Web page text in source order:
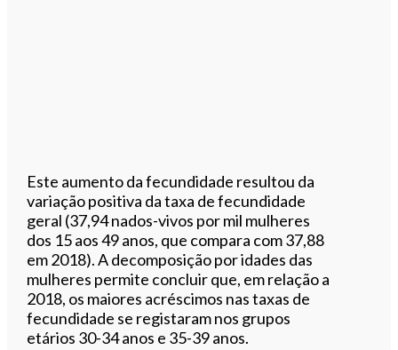
Este aumento da fecundidade resultou da
variação positiva da taxa de fecundidade
geral (37,94 nados-vivos por mil mulheres
dos 15 aos 49 anos, que compara com 37,88
em 2018). A decomposição por idades das
mulheres permite concluir que, em relação a
2018, os maiores acréscimos nas taxas de
fecundidade se registaram nos grupos
etários 30-34 anos e 35-39 anos.